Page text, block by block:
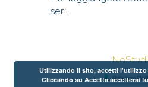
ser...
Utilizzando il sito, accetti
Cliccando su Accetta accetterai